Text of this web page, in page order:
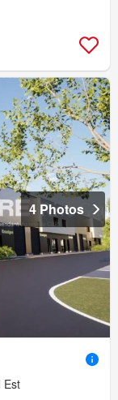
4 Photos
Est